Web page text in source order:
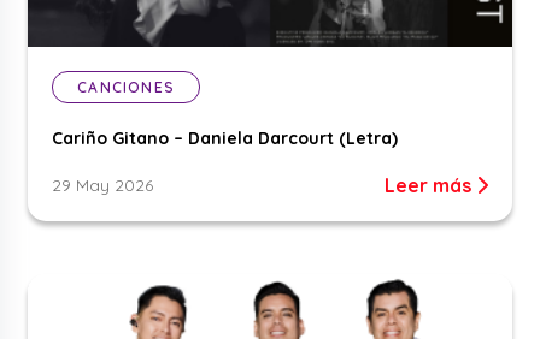
CANCIONES
Cariño Gitano – Daniela Darcourt (Letra)
29 May 2026 Leer más